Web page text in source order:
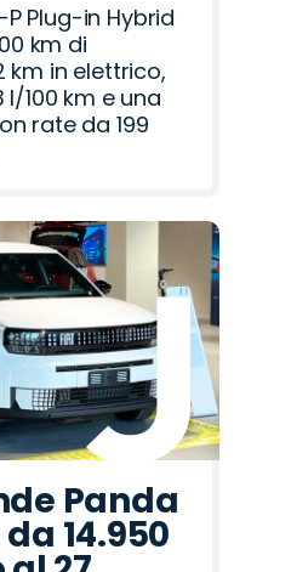
Plug-in Hybrid
km di
km in elettrico,
100 km e una
rate da 199
Panda
14.950